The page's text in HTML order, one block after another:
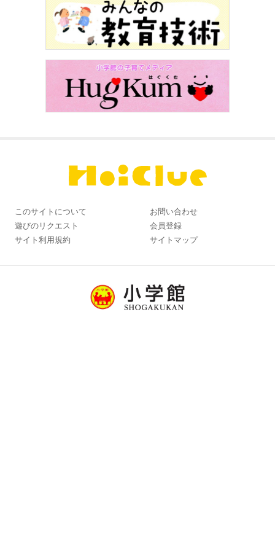
このサイトについて
お問い合わせ
遊びのリクエスト
会員登録
サイト利用規約
サイトマップ